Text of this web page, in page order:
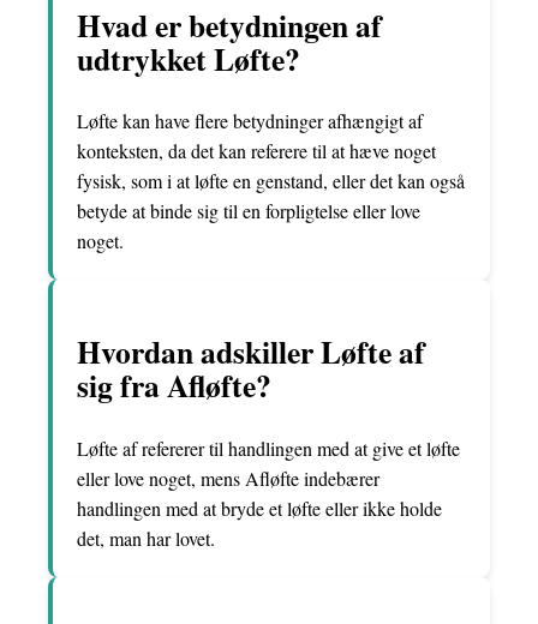
Hvad er betydningen af ​​
udtrykket Løfte?
Løfte kan have flere betydninger afhængigt af
konteksten, da det kan referere til at hæve noget
fysisk, som i at løfte en genstand, eller det kan også
betyde at binde sig til en forpligtelse eller love
noget.
Hvordan adskiller Løfte af
sig fra Afløfte?
Løfte af refererer til handlingen med at give et løfte
eller love noget, mens Afløfte indebærer
handlingen med at bryde et løfte eller ikke holde
det, man har lovet.